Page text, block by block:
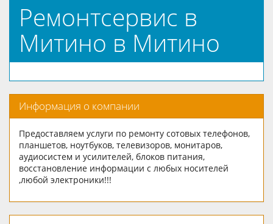
Ремонтсервис в
Митино в Митино
Информация о компании
Предоставляем услуги по ремонту сотовых телефонов,
планшетов, ноутбуков, телевизоров, монитаров,
аудиосистем и усилителей, блоков питания,
восстановление информации с любых носителей
,любой электроники!!!